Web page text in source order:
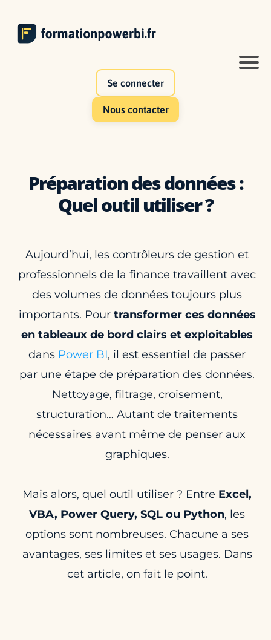
Se connecter
Nous contacter
Préparation des données :
Quel outil utiliser ?
Aujourd’hui, les contrôleurs de gestion et
professionnels de la finance travaillent avec
des volumes de données toujours plus
importants. Pour transformer ces données
en tableaux de bord clairs et exploitables
dans Power BI, il est essentiel de passer
par une étape de préparation des données.
Nettoyage, filtrage, croisement,
structuration… Autant de traitements
nécessaires avant même de penser aux
graphiques.
Mais alors, quel outil utiliser ? Entre Excel,
VBA, Power Query, SQL ou Python, les
options sont nombreuses. Chacune a ses
avantages, ses limites et ses usages. Dans
cet article, on fait le point.